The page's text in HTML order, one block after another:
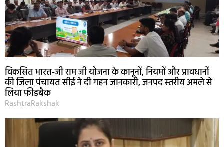
विकसित भारत-जी राम जी योजना के कानूनों, नियमों और प्रावधानों
की जिला पंचायत सीई ने दी गहन जानकारी, जनपद स्तरीय अमले से
लिया फीडबैक
RashtraRakshak